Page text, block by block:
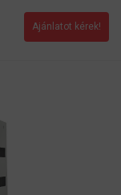
Ajánlatot kérek!